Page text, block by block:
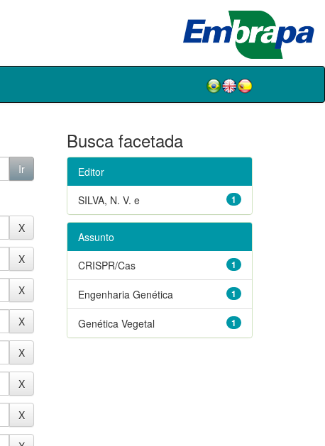
Busca facetada
Editor
1
SILVA, N. V. e
Assunto
1
CRISPR/Cas
1
Engenharia Genética
1
Genética Vegetal